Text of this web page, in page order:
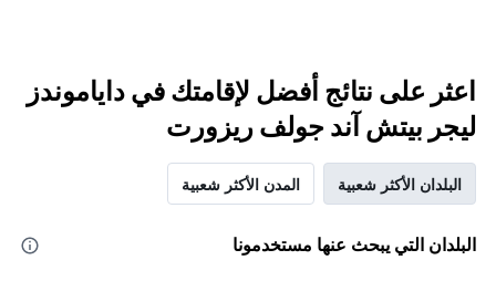
اعثر على نتائج أفضل لإقامتك في داياموندز
ليجر بيتش آند جولف ريزورت
البلدان الأكثر شعبية المدن الأكثر شعبية
البلدان التي يبحث عنها مستخدمونا